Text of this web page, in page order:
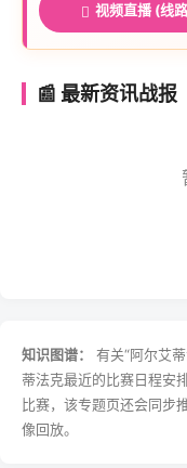
视频直播 (线
📰 最新资讯战报
知识图谱：
有关“阿尔艾
蒂法克最近的比赛日程安
比赛，该专题页还会同步
像回放。